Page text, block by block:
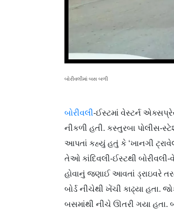
બોરીવલીમાં બસ બળી
બોરીવલી-ઈસ્ટમાં વેસ્ટર્ન
નીકળી હતી. કસ્તુરબા પોલીસ-
આપતાં કહ્યું હતું કે ‘ખાનગી
તેઓ કાંદિવલી-ઈસ્ટથી
હોવાનું જણાઈ આવતાં ડ્રાઇવરે
બોર્ડ નીચેથી ખેંચી કાઢ્યા
બસમાંથી નીચે ઊતરી ગયા